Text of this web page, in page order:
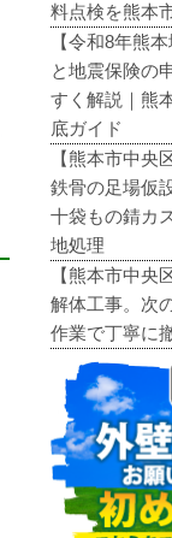
料点検を熊本
【令和8年熊
と地震保険の
すく解説｜熊
底ガイド
【熊本市中央
鉄骨の足場仮
十袋もの錆カ
地処理
【熊本市中央
解体工事。次
作業で丁寧に